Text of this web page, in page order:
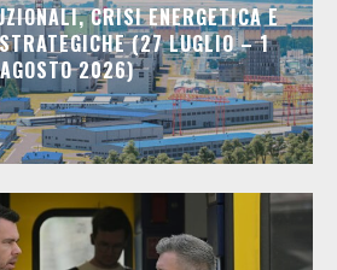
CRISI ENERGETICA E
(27 LUGLIO – 1
AGOSTO 2026)